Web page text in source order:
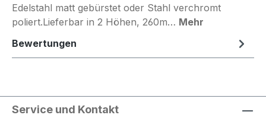
Edelstahl matt gebürstet oder Stahl verchromt
poliert.Lieferbar in 2 Höhen, 260m… Mehr
Bewertungen
Service und Kontakt